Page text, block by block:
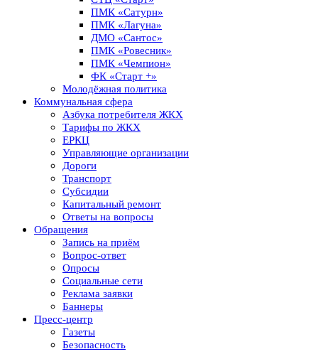
ПМК «Сатурн»
ПМК «Лагуна»
ДМО «Сантос»
ПМК «Ровесник»
ПМК «Чемпион»
ФК «Старт +»
Молодёжная политика
Коммунальная сфера
Азбука потребителя ЖКХ
Тарифы по ЖКХ
ЕРКЦ
Управляющие организации
Дороги
Транспорт
Субсидии
Капитальный ремонт
Ответы на вопросы
Обращения
Запись на приём
Вопрос-ответ
Опросы
Социальные сети
Реклама заявки
Баннеры
Пресс-центр
Газеты
Безопасность